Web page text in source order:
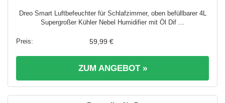
Dreo Smart Luftbefeuchter für Schlafzimmer, oben befüllbarer 4L
Supergroßer Kühler Nebel Humidifier mit Öl Dif ...
59,99 €
ZUM ANGEBOT »